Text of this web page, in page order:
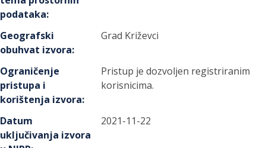
podataka:
Geografski
obuhvat izvora:
Grad Križevci
Ograničenje
pristupa i
korištenja izvora:
Pristup je dozvoljen registriranim
korisnicima.
Datum
uključivanja izvora
2021-11-22